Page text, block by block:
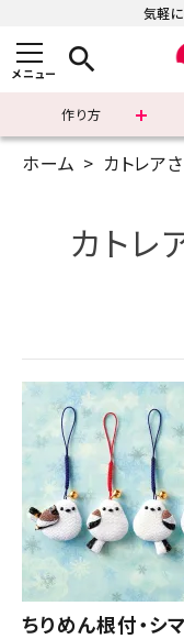
気軽
メニュー search
作り方
まずはこちら
新着商品
診断チャート
ジャンルで選ぶ
レビューを見る
コーポレートサイト
ホーム カトレア
カトレ
ちりめん根付・シ